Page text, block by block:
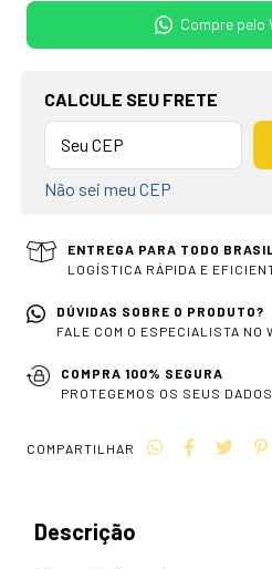
Compre pelo
OPÇÕES DE FRETE
CALCULE SEU FRETE
Não sei meu CEP
ENTREGA PARA TODO BRASIL
LOGÍSTICA RÁPIDA E
DÚVIDAS SOBRE O PRODUTO?
FALE COM O ESPECIALISTA NO
COMPRA 100% SEGURA
PROTEGEMOS OS SEUS DADOS.
COMPARTILHAR
Descrição